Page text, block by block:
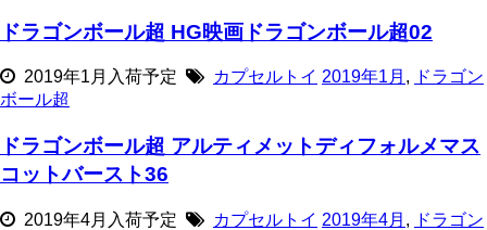
ドラゴンボール超 HG映画ドラゴンボール超02
2019年1月入荷予定 カプセルトイ 2019年1月 , ドラゴン
ボール超
ドラゴンボール超 アルティメットディフォルメマス
コットバースト36
2019年4月入荷予定 カプセルトイ 2019年4月 , ドラゴン